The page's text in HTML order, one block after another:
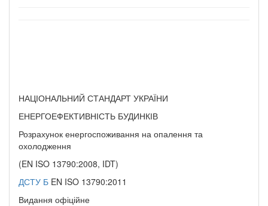
НАЦІОНАЛЬНИЙ СТАНДАРТ УКРАЇНИ
ЕНЕРГОЕФЕКТИВНІСТЬ БУДИНКІВ
Розрахунок енергоспоживання на опалення та
охолодження
(EN ISO 13790:2008, IDT)
ДСТУ Б EN ISO 13790:2011
Видання офіційне